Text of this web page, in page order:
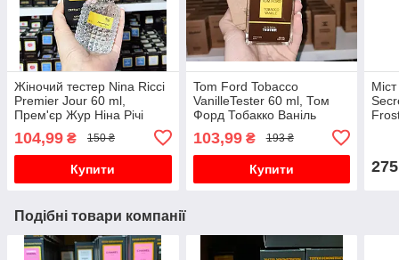
Жіночий тестер Nina Ricci
Premier Jour 60 ml,
Прем'єр Жур Ніна Річі
104,99 ₴ 150 ₴
Купити
Tom Ford Tobacco
VanilleTester 60 ml, Том
Форд Тобакко Ваніль
103,99₴ 193 ₴
Купити 275
Подібні товари компанії